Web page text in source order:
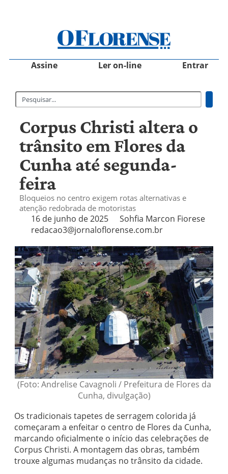
Assine Ler on-line Entrar
Corpus Christi altera o
trânsito em Flores da
Cunha até segunda-
feira
Bloqueios no centro exigem rotas alternativas e
atenção redobrada de motoristas
16 de junho de 2025
Sohfia Marcon Fiorese
redacao3@jornaloflorense.com.br
(Foto: Andrelise Cavagnoli / Prefeitura de Flores da
Cunha, divulgação)
Os tradicionais tapetes de serragem colorida já
começaram a enfeitar o centro de Flores da Cunha,
marcando oficialmente o início das celebrações de
Corpus Christi. A montagem das obras, também
trouxe algumas mudanças no trânsito da cidade.